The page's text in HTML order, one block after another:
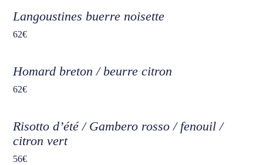
Langoustines buerre noisette
62€
Homard breton / beurre citron
62€
Risotto d’été / Gambero rosso / fenouil /
citron vert
56€